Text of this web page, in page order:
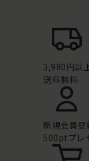
3,980円以
送料無料
新規会員登
500ptプレ